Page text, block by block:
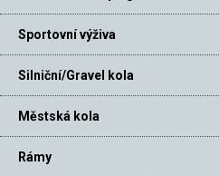
Sportovní výživa
Silniční/Gravel kola
Městská kola
Rámy